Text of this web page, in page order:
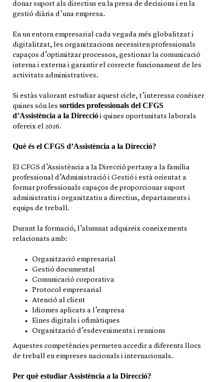
donar suport als directius en la presa de decisions i en la
gestió diària d’una empresa.
En un entorn empresarial cada vegada més globalitzat i
digitalitzat, les organitzacions necessiten professionals
capaços d’optimitzar processos, gestionar la comunicació
interna i externa i garantir el correcte funcionament de les
activitats administratives.
Si estàs valorant estudiar aquest cicle, t’interessa conèixer
quines són les sortides professionals del CFGS
d’Assistència a la Direcció i quines oportunitats laborals
ofereix el 2026.
Què és el CFGS d’Assistència a la Direcció?
El CFGS d’Assistència a la Direcció pertany a la família
professional d’Administració i Gestió i està orientat a
formar professionals capaços de proporcionar suport
administratiu i organitzatiu a directius, departaments i
equips de treball.
Durant la formació, l’alumnat adquireix coneixements
relacionats amb:
Organització empresarial
Gestió documental
Comunicació corporativa
Protocol empresarial
Atenció al client
Idiomes aplicats a l’empresa
Eines digitals i ofimàtiques
Organització d’esdeveniments i reunions
Aquestes competències permeten accedir a diferents llocs
de treball en empreses nacionals i internacionals.
Per què estudiar Assistència a la Direcció?